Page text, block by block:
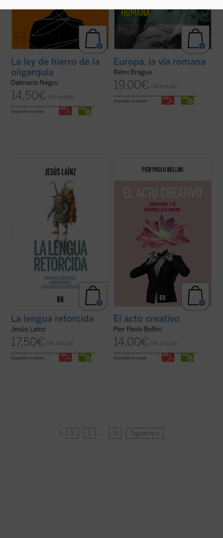
La ley de hierro de la
oligarquía
Dalmacio Negro
14,50€ IVA incluido
disponible en ebook:
Europa, la vía romana
Rémi Brague
19,00€ IVA incluido
disponible en ebook:
ocurrencias en el uso cotidiano de la lengua
historia, manipulaciones de los incansables
separatistas, ridiculeces de políticos y
otros pedantes... Y lo más grave: ...
La lengua retorcida
Jesús Laínz
17,50€ IVA incluido
disponible en ebook:
este recorrido fascinante a través de los
El acto creativo
Pier Paolo Bellini
14,00€ IVA incluido
disponible en ebook:
1 2 3 … 5 Siguiente »